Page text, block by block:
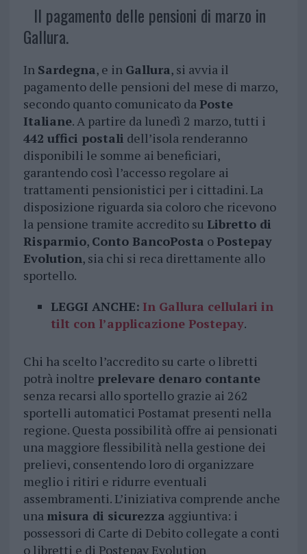
Il pagamento delle pensioni di marzo in
Gallura.
In Sardegna, e in Gallura, si avvia il
pagamento delle pensioni del mese di marzo,
secondo quanto comunicato daPoste
Italiane. A partire da lunedì 2 marzo, tutti i
442 uffici postali dell’isola renderanno
disponibili le somme ai beneficiari,
garantendo così l’accesso regolare ai
trattamenti pensionistici per i cittadini. La
disposizione riguarda sia coloro che ricevono
la pensione tramite accredito su Libretto di
Risparmio, Conto BancoPosta oPostepay
Evolution, sia chi si reca direttamente allo
sportello.
LEGGI ANCHE: In Gallura cellulari in
tilt con l’applicazione Postepay.
Chi ha scelto l’accredito su carte o libretti
potrà inoltre prelevare denaro contante
senza recarsi allo sportello grazie ai 262
sportelli automatici Postamat presenti nella
regione. Questa possibilità offre ai pensionati
una maggiore flessibilità nella gestione dei
prelievi, consentendo loro di organizzare
meglio i ritiri e ridurre eventuali
assembramenti. L’iniziativa comprende anche
una misura di sicurezza aggiuntiva: i
possessori di Carte di Debito collegate a conti
o libretti e di Postepay Evolution